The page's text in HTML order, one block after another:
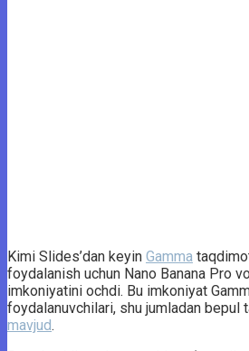
Kimi Slides’dan keyin Gamma
foydalanish uchun Nano Banana Pro
imkoniyatini ochdi. Bu imkoniyat
foydalanuvchilari, shu jumladan bepul
mavjud.